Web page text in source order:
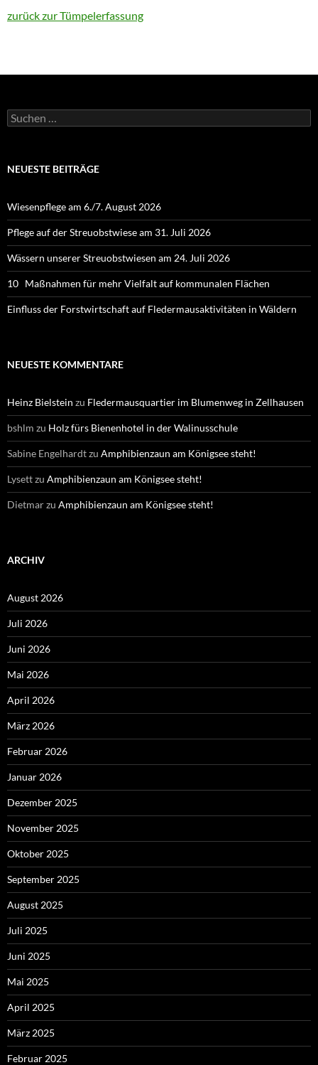
zurück zur Tümpelerfassung
Suchen
nach:
NEUESTE BEITRÄGE
Wiesenpflege am 6./7. August 2026
Pflege auf der Streuobstwiese am 31. Juli 2026
Wässern unserer Streuobstwiesen am 24. Juli 2026
10 Maßnahmen für mehr Vielfalt auf kommunalen Flächen
Einfluss der Forstwirtschaft auf Fledermausaktivitäten in Wäldern
NEUESTE KOMMENTARE
Heinz Bielstein zu Fledermausquartier im Blumenweg in Zellhausen
bshlm zu Holz fürs Bienenhotel in der Walinusschule
Sabine Engelhardtzu Amphibienzaun am Königsee steht!
Lysettzu Amphibienzaun am Königsee steht!
Dietmarzu Amphibienzaun am Königsee steht!
ARCHIV
August 2026
Juli 2026
Juni 2026
Mai 2026
April 2026
März 2026
Februar 2026
Januar 2026
Dezember 2025
November 2025
Oktober 2025
September 2025
August 2025
Juli 2025
Juni 2025
Mai 2025
April 2025
März 2025
Februar 2025